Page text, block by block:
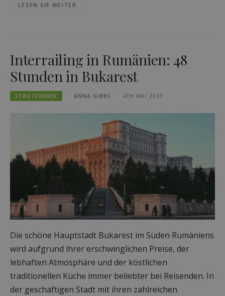
LESEN SIE WEITER
Interrailing in Rumänien: 48
Stunden in Bukarest
STADTFÜHRER ANNA GIBBS 4TH MAI 2023
Die schöne Hauptstadt Bukarest im Süden Rumäniens
wird aufgrund ihrer erschwinglichen Preise, der
lebhaften Atmosphäre und der köstlichen
traditionellen Küche immer beliebter bei Reisenden. In
der geschäftigen Stadt mit ihren zahlreichen